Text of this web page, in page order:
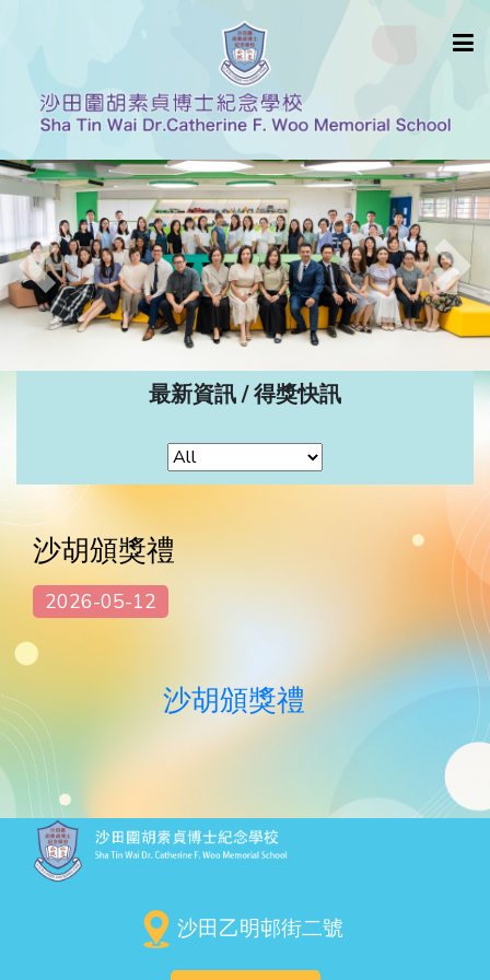
Previous Next
最新資訊 / 得獎快訊
沙胡頒獎禮
2026-05-12
沙胡頒獎禮
沙田乙明邨街二號